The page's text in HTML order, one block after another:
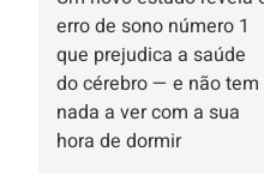
erro de sono número 1
que prejudica a saúde
do cérebro — e não tem
nada a ver com a sua
hora de dormir